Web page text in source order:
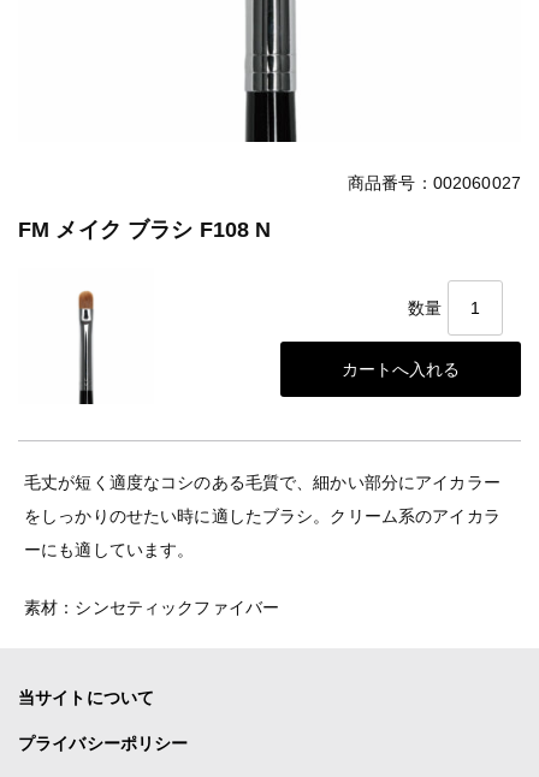
商品番号：002060027
FM メイク ブラシ F108 N
数量
毛丈が短く適度なコシのある毛質で、細かい部分にアイカラー
をしっかりのせたい時に適したブラシ。クリーム系のアイカラ
ーにも適しています。
素材：シンセティックファイバー
当サイトについて
プライバシーポリシー